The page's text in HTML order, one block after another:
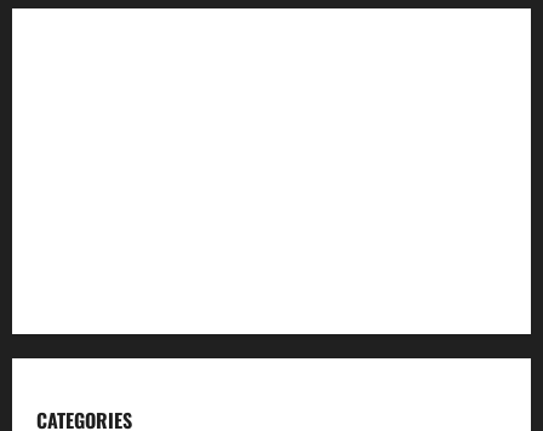
CATEGORIES